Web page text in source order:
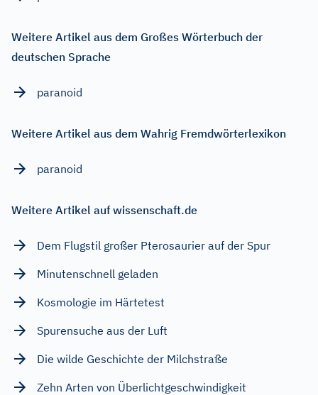
Weitere Artikel aus dem Großes Wörterbuch der
deutschen Sprache
paranoid
Weitere Artikel aus dem Wahrig Fremdwörterlexikon
paranoid
Weitere Artikel auf wissenschaft.de
Dem Flugstil großer Pterosaurier auf der Spur
Minutenschnell geladen
Kosmologie im Härtetest
Spurensuche aus der Luft
Die wilde Geschichte der Milchstraße
Zehn Arten von Überlichtgeschwindigkeit